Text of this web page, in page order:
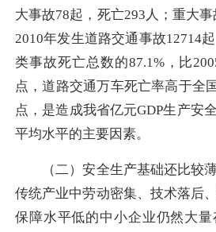
大事故78起，死亡293人；重大事
2010年发生道路交通事故12714
类事故死亡总数的87.1%，比
点，道路交通万车死亡率高于全
点，是造成我省亿元GDP生产安
平均水平的主要因素。
（二）安全生产基础还比较薄
传统产业中劳动密集、技术落后
保障水平低的中小企业仍然大